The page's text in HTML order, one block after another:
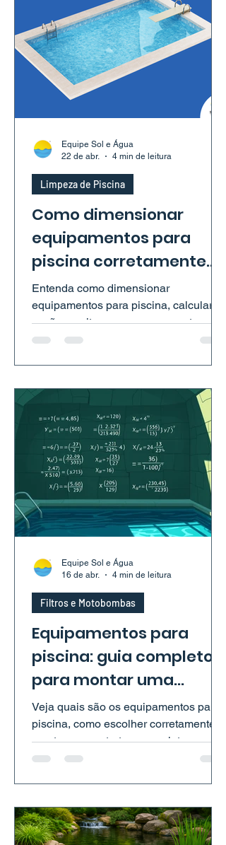
Como dimensionar
equipamentos para
piscina corretamente
(sem erro e sem
desperdício)
Entenda como dimensionar
equipamentos para piscina, calcular
vazão e evitar erros que aumentam
custos e reduzem eficiência.
Limpeza de Piscina
Equipe Sol e Água
22 de abr.
4 min de leitura
Equipamentos para
piscina: guia completo
para montar uma
estrutura eficiente.
Veja quais são os equipamentos para
piscina, como escolher corretamente e
montar uma estrutura completa,
eficiente e econômica.
Filtros e Motobombas
Equipe Sol e Água
16 de abr.
4 min de leitura